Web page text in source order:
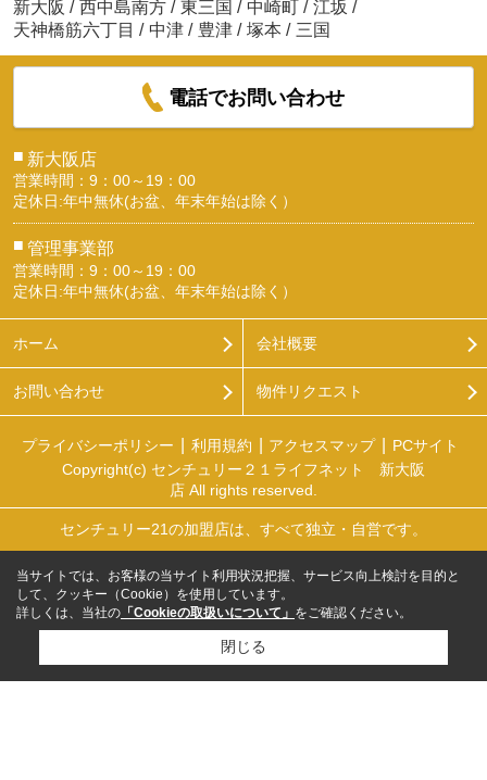
新大阪 / 西中島南方 / 東三国 / 中崎町 / 江坂 /
天神橋筋六丁目 / 中津 / 豊津 / 塚本 / 三国
電話でお問い合わせ
■ 新大阪店
営業時間：9：00～19：00
定休日:年中無休(お盆、年末年始は除く）
■ 管理事業部
営業時間：9：00～19：00
定休日:年中無休(お盆、年末年始は除く）
ホーム 会社概要
お問い合わせ 物件リクエスト
プライバシーポリシー 利用規約 アクセスマップ
PCサイト
Copyright(c) センチュリー２１ライフネット 新大阪
店 All rights reserved.
センチュリー21の加盟店は、すべて独立・自営です。
当サイトでは、お客様の当サイト利用状況把握、サービス向上検討を目的と
して、クッキー（Cookie）を使用しています。
詳しくは、当社の 「Cookieの取扱いについて」 をご確認ください。
閉じる